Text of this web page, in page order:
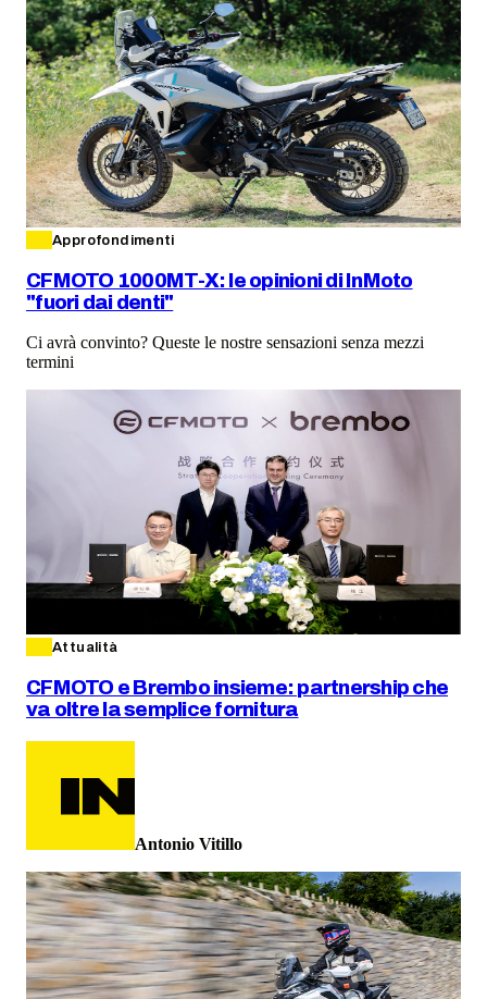
Approfondimenti
CFMOTO 1000MT-X: le opinioni di InMoto
"fuori dai denti"
Ci avrà convinto? Queste le nostre sensazioni senza mezzi
termini
Attualità
CFMOTO e Brembo insieme: partnership che
va oltre la semplice fornitura
Antonio Vitillo